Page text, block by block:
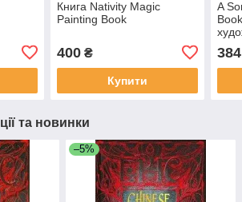
Книга Nativity Magic
Painting Book
400₴
Купити
A
384
та новинки
–5%